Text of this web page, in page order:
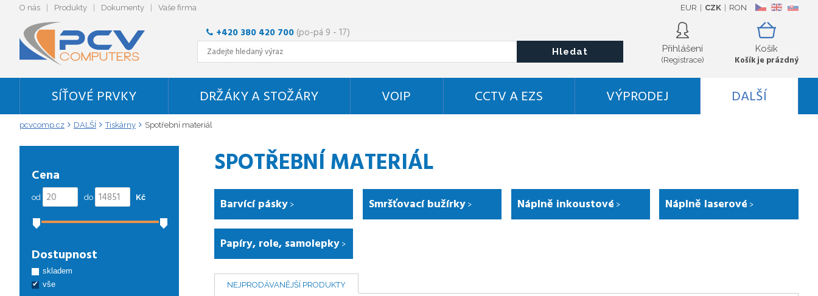
O nás Produkty Dokumenty Vaše firma CZ EN SK
EUR CZK RON
Košík
Košík je prázdný
Přihlášení
(Registrace)
+420 380 420 700 (po-pá 9 - 17)
Hledat
SÍŤOVÉ PRVKY DRŽÁKY A STOŽÁRY VOIP CCTV A EZS VÝPRODEJ DALŠÍ
pcvcomp.cz DALŠÍ Tiskárny Spotřební materiál
SPOTŘEBNÍ MATERIÁL
Barvící pásky Smršťovací bužírky Náplně inkoustové Náplně laserové
Papíry, role, samolepky
NEJPRODÁVANĚJŠÍ PRODUKTY
Cena
od do Kč
Dostupnost
skladem
vše